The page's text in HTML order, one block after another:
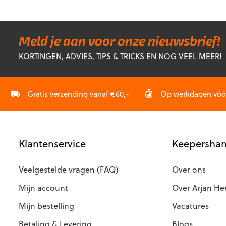
Deze
optie
kan
op
Deze
optie
kan
op
Meld je aan voor onze nieuwsbrief!
KORTINGEN, ADVIES, TIPS & TRICKS EN NOG VEEL MEER!
Gratis verzending vanaf €60,-
Op werkdagen
Klantenservice
Veelgestelde vragen (FAQ)
Mijn account
Mijn bestelling
Betaling & Levering
Over ons
Over Arjan
Vacatures
Blogs